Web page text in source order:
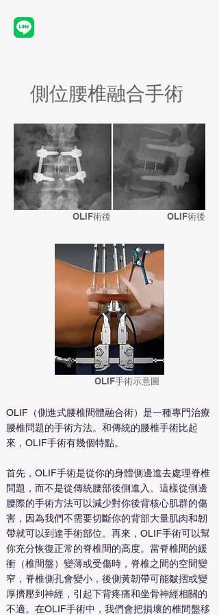
側位腰椎融合手術
OLIF術後 OLIF術後
OLIF手術示意圖
OLIF（側進式腰椎間體融合術）是一種專門治療
腰椎問題的手術方法。和傳統的腰椎手術比起
來，OLIF手術有幾個特點。
首先，OLIF手術是從你的身體側邊進去處理脊椎
問題，而不是從傳統腰部後側進入。這樣從側邊
腰際的手術方法可以減少對你後背核心肌群的傷
害，因為我們不需要切斷你的背部大量肌肉和韌
帶就可以到達手術部位。再來，OLIF手術可以幫
你充分恢復正常的脊椎間的高度。當脊椎間的緩
衝（椎間盤）變薄或受傷時，脊椎之間的空間變
窄，脊椎側孔會變小，後側黃韌帶可能皺摺或變
厚擠壓到神經，引起下背疼痛和坐骨神經相關的
不適。在OLIF手術中，我們會把損壞的椎間盤移